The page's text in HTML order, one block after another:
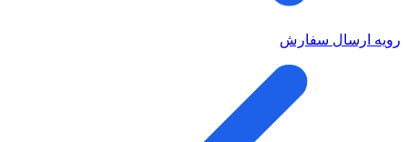
رویه ارسال سفارش